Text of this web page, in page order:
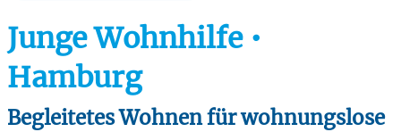
Junge Wohnhilfe •
Hamburg
Begleitetes Wohnen für wohnungslose